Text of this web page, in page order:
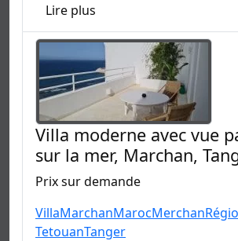
Lire plus
Villa moderne avec vue
sur la mer, Marchan,
Prix sur demande
VillaMarchanMarocMerchan
TetouanTanger